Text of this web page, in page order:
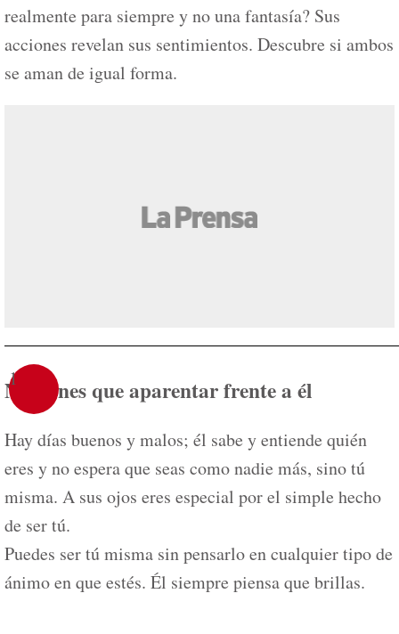
realmente para siempre y no una fantasía? Sus
acciones revelan sus sentimientos. Descubre si ambos
se aman de igual forma.
1
No tienes que aparentar frente a él
Hay días buenos y malos; él sabe y entiende quién
eres y no espera que seas como nadie más, sino tú
misma. A sus ojos eres especial por el simple hecho
de ser tú.
Puedes ser tú misma sin pensarlo en cualquier tipo de
ánimo en que estés. Él siempre piensa que brillas.